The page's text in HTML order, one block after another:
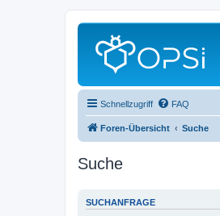
Schnellzugriff FAQ
Foren-Übersicht Suche
Suche
SUCHANFRAGE